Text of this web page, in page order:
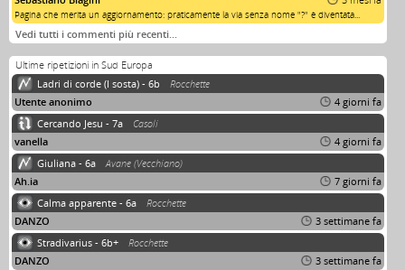
Pagina che merita un aggiornamento: praticamente la via senza nome "?" è diventata...
Vedi tutti i commenti più recenti…
Ultime ripetizioni in Sud Europa
Ladri di corde (I sosta) - 6b
Rocchette
Utente anonimo
4 giorni fa
Cercando Jesu - 7a
Casoli
vanella
4 giorni fa
Giuliana - 6a
Avane (Vecchiano)
Ah.ia
7 giorni fa
Calma apparente - 6a
Rocchette
DANZO
3 settimane fa
Stradivarius - 6b+
Rocchette
DANZO
3 settimane fa